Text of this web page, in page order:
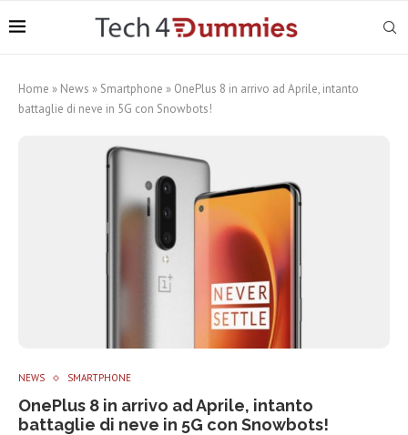
Home » News » Smartphone » OnePlus 8 in arrivo ad Aprile, intanto
battaglie di neve in 5G con Snowbots!
NEWS SMARTPHONE
OnePlus 8 in arrivo ad Aprile, intanto
battaglie di neve in 5G con Snowbots!